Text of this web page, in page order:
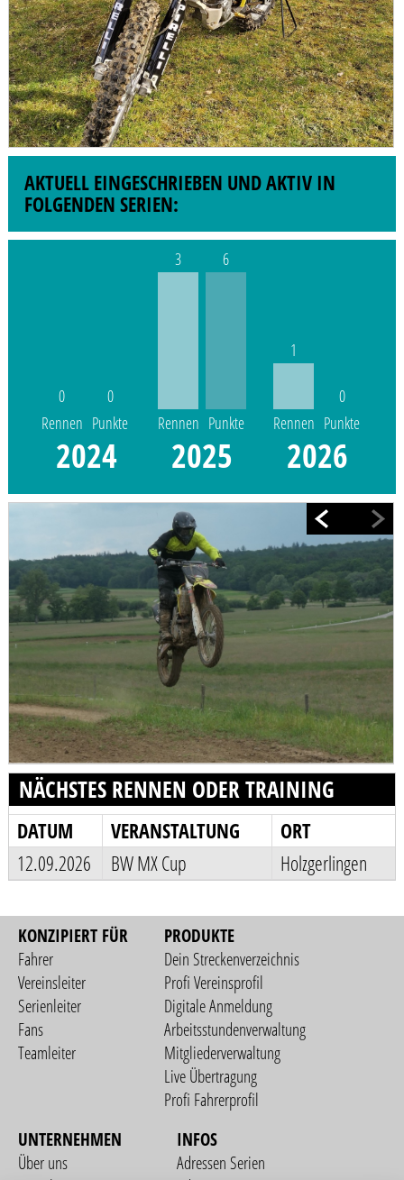
AKTUELL EINGESCHRIEBEN UND AKTIV IN
FOLGENDEN SERIEN:
0
Rennen
0
Punkte
2024
3
Rennen
6
Punkte
2025
1
Rennen
0
Punkte
2026
NÄCHSTES RENNEN ODER TRAINING
DATUM VERANSTALTUNG
ORT
12.09.2026
BW MX Cup Holzgerlingen
KONZIPIERT FÜR
Fahrer
Vereinsleiter
Serienleiter
Fans
Teamleiter
PRODUKTE
Dein Streckenverzeichnis
Profi Vereinsprofil
Digitale Anmeldung
Arbeitsstundenverwaltung
Mitgliederverwaltung
Live Übertragung
Profi Fahrerprofil
UNTERNEHMEN
Über uns
INFOS
Adressen Serien